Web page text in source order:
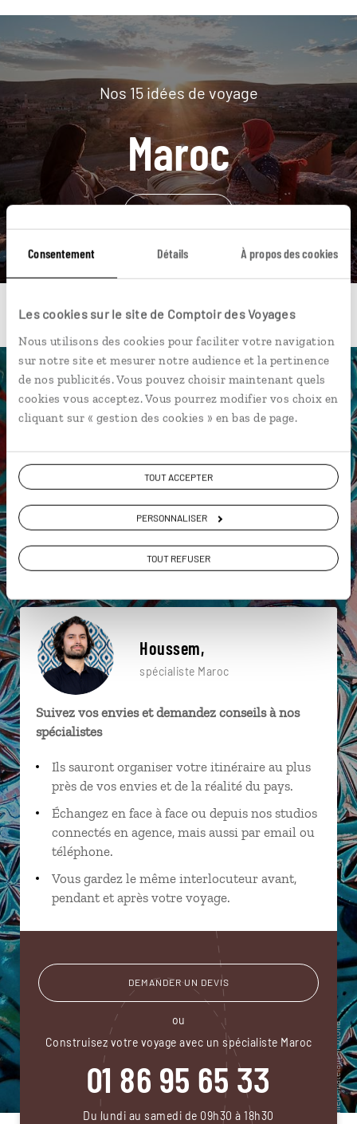
Consentement Détails À propos des cookies
Les cookies sur le site de Comptoir des Voyages
Nous utilisons des cookies pour faciliter votre navigation
sur notre site et mesurer notre audience et la pertinence
de nos publicités. Vous pouvez choisir maintenant quels
cookies vous acceptez. Vous pourrez modifier vos choix en
cliquant sur « gestion des cookies » en bas de page.
TOUT ACCEPTER
PERSONNALISER
TOUT REFUSER
Nos 15 idées de voyage
Maroc
Une envie de voyage
particulière ?
Atlas Dunes de Chegaga Agafay
Essaouira
Houssem,
spécialiste Maroc
Suivez vos envies et demandez conseils à nos
spécialistes
Ils sauront organiser votre itinéraire au plus
près de vos envies et de la réalité du pays.
Échangez en face à face ou depuis nos studios
connectés en agence, mais aussi par email ou
téléphone.
Vous gardez le même interlocuteur avant,
pendant et après votre voyage.
DEMANDER UN DEVIS
ou
Construisez votre voyage avec un spécialiste Maroc
01 86 95 65 33
Du lundi au samedi de 09h30 à 18h30